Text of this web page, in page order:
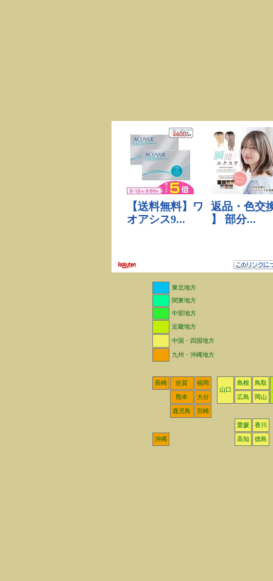
東北地方
関東地方
中部地方
近畿地方
中国・四国地方
九州・沖縄地方
長崎 佐賀
福岡
山口
島根
鳥取
熊本
大分 広島 岡山
鹿児島 宮崎
愛媛 香川
沖縄 高知 徳島